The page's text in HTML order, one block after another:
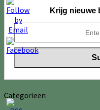
Krijg nieuwe
Categorieën